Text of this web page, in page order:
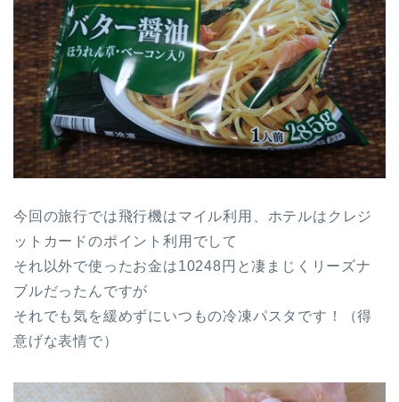
今回の旅行では飛行機はマイル利用、ホテルはクレジ
ットカードのポイント利用でして
それ以外で使ったお金は10248円と凄まじくリーズナ
ブルだったんですが
それでも気を緩めずにいつもの冷凍パスタです！（得
意げな表情で）